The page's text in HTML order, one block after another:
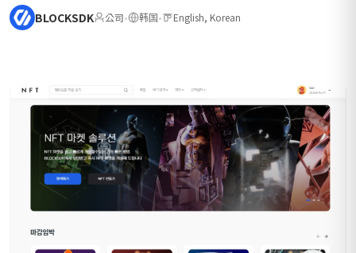
BLOCKSDK 公司• 韩国• English, Korean